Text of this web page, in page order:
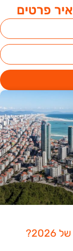
פרטים
למה בטומי היא יעד ההשקעה החם של 2026?